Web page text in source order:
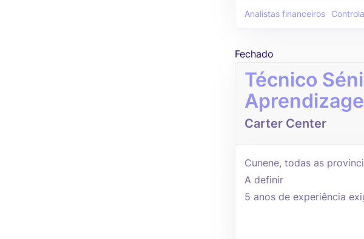
Analistas financeiros
Fechado
Técnico
Carter Center
Cunene, todas as
A definir
5 anos de experiência